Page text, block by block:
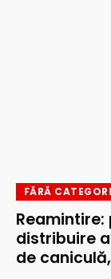
FĂRĂ
distribuire
de